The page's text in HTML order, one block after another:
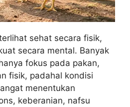
sehat secara fisik,
secara mental. Banyak
fokus pada pakan,
fisik, padahal kondisi
menentukan
keberanian, nafsu